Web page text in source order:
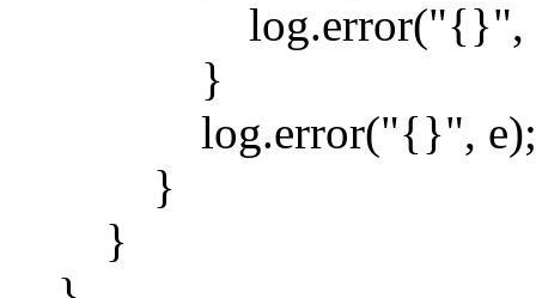
log.error("{}",
}
log.error("{}",
}
}